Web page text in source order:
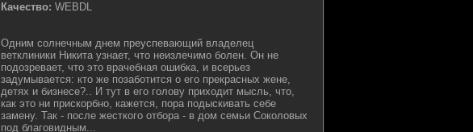
Качество: WEBDL
Одним солнечным днем преуспевающий владелец
ветклиники Никита узнает, что неизлечимо болен. Он не
подозревает, что это врачебная ошибка, и всерьез
задумывается: кто же позаботится о его прекрасных жене,
детях и бизнесе?.. И тут в его голову приходит мысль, что,
как это ни прискорбно, кажется, пора подыскивать себе
замену. Так - после жесткого отбора - в дом семьи Соколовых
под благовидным...